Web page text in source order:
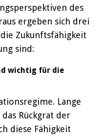
des
ergeben sich drei
Zukunftsfähigkeit
sind:
wichtig für die
Lange
Rückgrat der
diese Fähigkeit